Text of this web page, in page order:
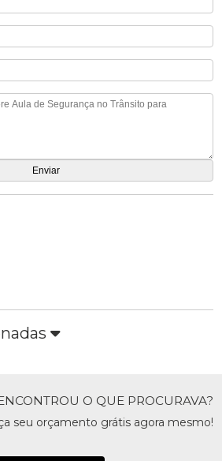
O QUE PROCURAVA?
seu orçamento grátis agora mesmo!